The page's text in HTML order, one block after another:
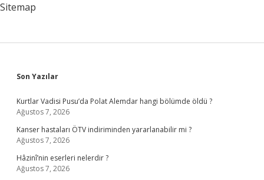
Sitemap
Sidebar
Son Yazılar
Kurtlar Vadisi Pusu’da Polat Alemdar hangi bölümde öldü ?
Ağustos 7, 2026
Kanser hastaları ÖTV indiriminden yararlanabilir mi ?
Ağustos 7, 2026
Hâzinî’nin eserleri nelerdir ?
Ağustos 7, 2026